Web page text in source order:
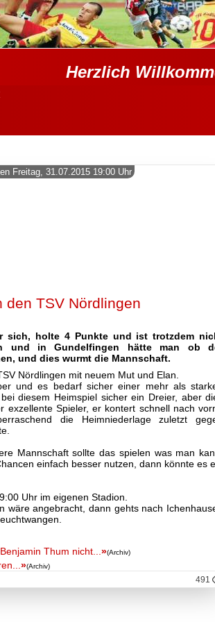
Herzlich
Freitag, 31.07.2015 19:00 Uhr
den TSV Nördlingen
sich, holte 4 Punkte und ist trotzdem
und in Gundelfingen hätte man ob
und dies wurmt die Mannschaft.
Nördlingen mit neuem Mut und Elan.
und es bedarf sicher einer mehr als
diesem Heimspiel sicher ein Dreier, aber
exzellente Spieler, er kontert schnell nach
die Heimniederlage zuletzt
Mannschaft sollte das spielen was man
einfach besser nutzen, dann könnte es
Uhr im eigenen Stadion.
wäre angebracht, dann gehts nach
Thum nicht...»(Archiv)
»(Archiv)
491